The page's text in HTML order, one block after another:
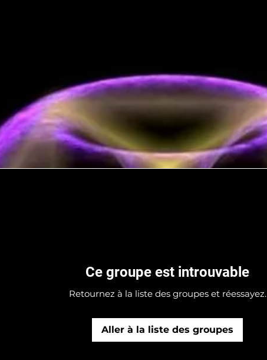
Ce groupe est introuvable
Retournez à la liste des groupes et réessayez.
Aller à la liste des groupes